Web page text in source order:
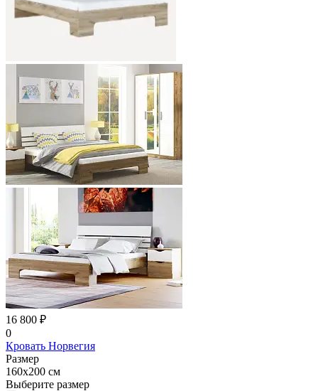
16 800 ₽
0
Кровать Норвегия
Размер
160x200 см
Выберите размер